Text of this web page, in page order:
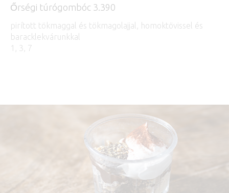
Őrségi túrógombóc 3.390
pirított tökmaggal és tökmagolajjal, homoktövissel és
baracklekvárunkkal
1, 3, 7